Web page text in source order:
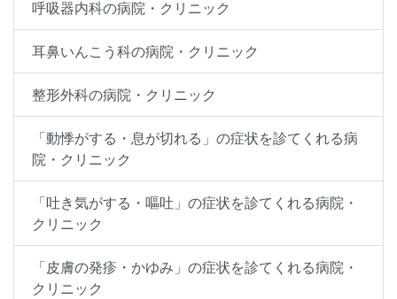
呼吸器内科の病院・クリニック
耳鼻いんこう科の病院・クリニック
整形外科の病院・クリニック
「動悸がする・息が切れる」の症状を診てくれる病
院・クリニック
「吐き気がする・嘔吐」の症状を診てくれる病院・
クリニック
「皮膚の発疹・かゆみ」の症状を診てくれる病院・
クリニック